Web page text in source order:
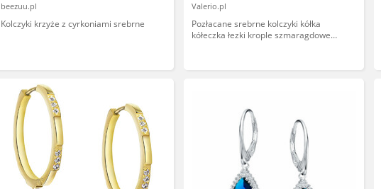
beezuu.pl
Kolczyki krzyże z cyrkoniami srebrne
Valerio.pl
Pozłacane srebrne kolczyki kółka
kółeczka łezki krople szmaragdowe